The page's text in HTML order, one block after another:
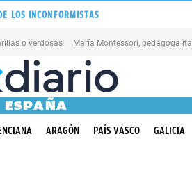
LOS INCONFORMISTAS
o verdosas
ESPAÑA
ARAGÓN PAÍS VASCO GALICIA